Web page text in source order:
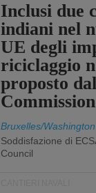
Inclusi due
indiani nel
UE degli
riciclaggio
proposto
Bruxelles/Washington
Soddisfazione di
Council